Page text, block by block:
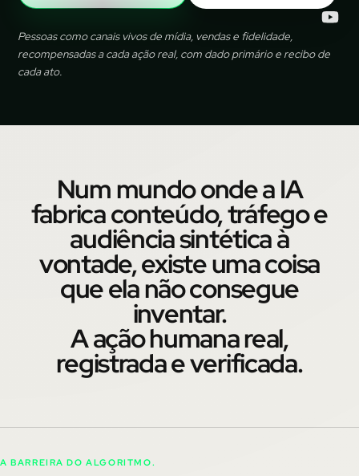
Pessoas como canais vivos de mídia, vendas e fidelidade,
recompensadas a cada ação real, com dado primário e recibo de
cada ato.
Num mundo onde a IA
fabrica conteúdo, tráfego e
audiência sintética à
vontade, existe uma coisa
que ela não consegue
inventar.
A ação humana real,
registrada e verificada.
A BARREIRA DO ALGORITMO.